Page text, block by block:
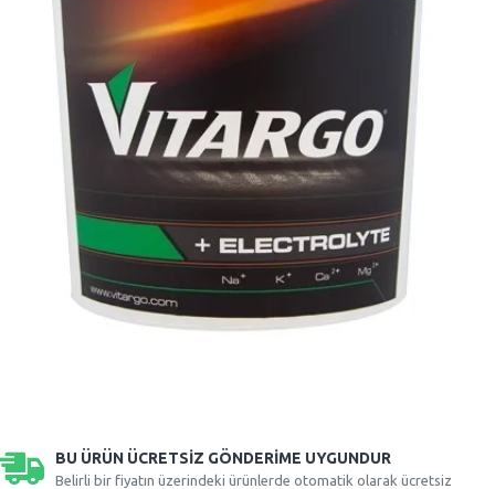
BU ÜRÜN ÜCRETSIZ GÖNDERIME UYGUNDUR
Belirli bir fiyatın üzerindeki ürünlerde otomatik olarak ücretsiz